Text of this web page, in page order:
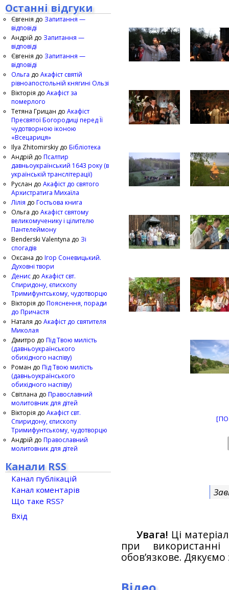
Увага! Ці
при
обов’язкове.
Останні відгуки
Євгенія до Запитання —
відповіді
Андрій до Запитання —
відповіді
Євгенія до Запитання —
відповіді
Ольга до Акафіст святій
рівноапостольній княгині Ользі
Вікторія до Акафіст за
померлого
Тетяна Грицан до Акафіст
Пресвятої Богородиці перед Її
чудотворною іконою
«Всецариця»
Ilya Zhitomirskiy до Бібліотека
Андрій до Псалтир
давньоукраїнський 1643 року (в
українській транслітерації)
Руслан до Акафіст до святого
Архистратига Михаїла
Лілія до Гостьова книга
Ольга до Акафіст святому
великомученику і цілителю
Пантелеймону
Benderski Valentyna до Зі
спогадів
Оксана до Ігор Соневицький.
Духовні твори
Денис до Акафіст свт.
Спиридону, єпископу
Тримифунтському, чудотворцю
Вікторія до Пояснення, поради
до Причастя
Наталя до Акафіст до святителя
Миколая
Дмитро до Під Твою милість
(давньоукраїнського
обихідного наспіву)
Роман до Під Твою милість
(давньоукраїнського
обихідного наспіву)
Світлана до Православний
молитовник для дітей
Вікторія до Акафіст свт.
Спиридону, єпископу
Тримифунтському, чудотворцю
Андрій до Православний
молитовник для дітей
Канали RSS
Канал публікацій
Канал коментарів
Що таке RSS?
Вхід